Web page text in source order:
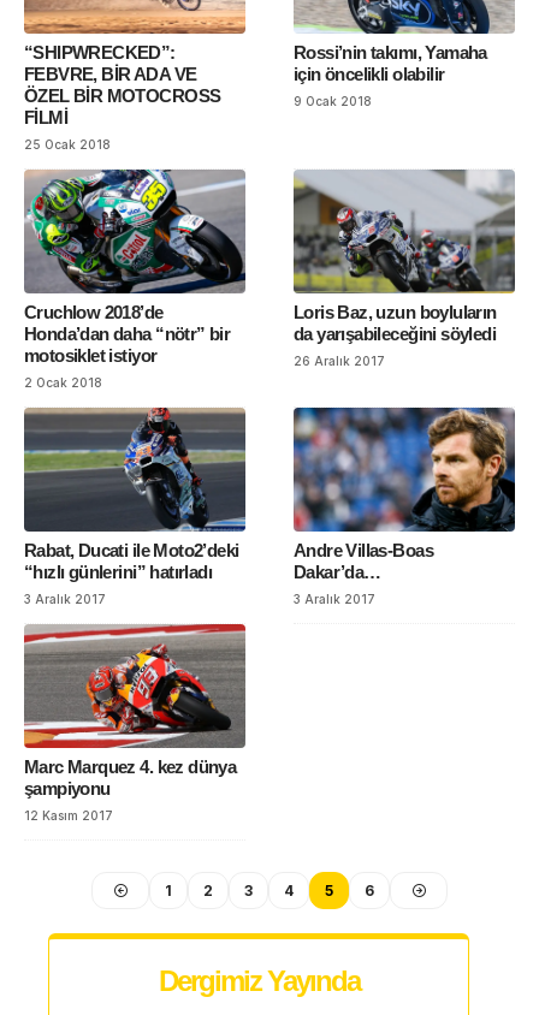
“SHIPWRECKED”:
FEBVRE, BİR ADA VE
ÖZEL BİR MOTOCROSS
FİLMİ
25 Ocak 2018
Rossi’nin takımı, Yamaha
için öncelikli olabilir
9 Ocak 2018
Cruchlow 2018’de
Honda’dan daha “nötr” bir
motosiklet istiyor
2 Ocak 2018
Loris Baz, uzun boyluların
da yarışabileceğini söyledi
26 Aralık 2017
Rabat, Ducati ile Moto2’deki
“hızlı günlerini” hatırladı
3 Aralık 2017
Andre Villas-Boas
Dakar’da…
3 Aralık 2017
Marc Marquez 4. kez dünya
şampiyonu
12 Kasım 2017
1 2 3 4 5 6
Dergimiz Yayında